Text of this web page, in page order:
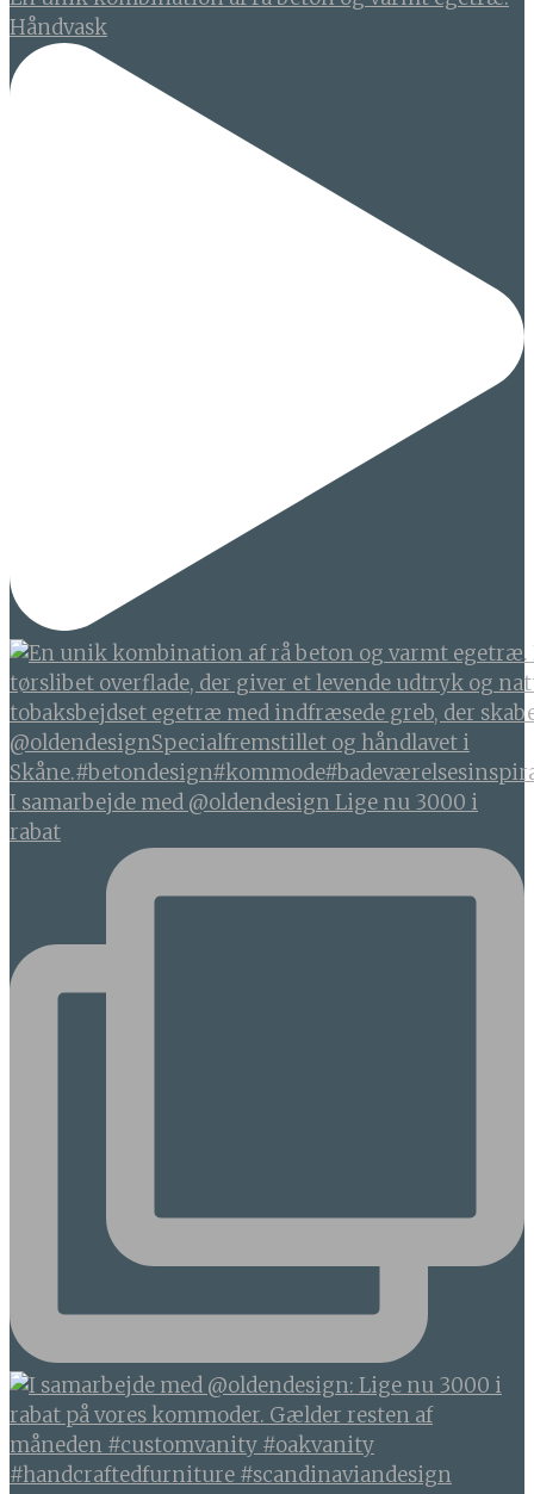
Håndvask
I samarbejde med @oldendesign Lige nu 3000 i
rabat